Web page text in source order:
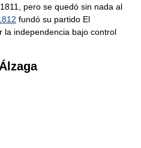
pero se quedó sin nada al
fundó su partido El
la independencia bajo control